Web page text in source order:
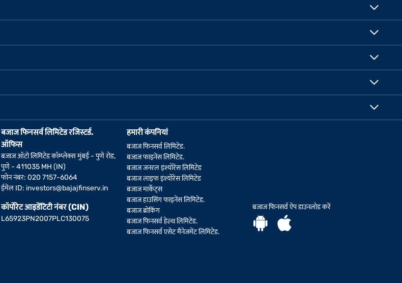
बजाज फिनसर्व लिमिटेड रजिस्टर्ड.
ऑफिस
बजाज ऑटो लिमिटेड कॉम्प्लेक्स मुंबई - पुणे रोड,
पुणे - 411035 MH (IN)
फोन नंबर: 020 7157-6064
ईमेल ID: investors@bajajfinserv.in
कॉर्पोरेट आइडेंटिटी नंबर (CIN)
L65923PN2007PLC130075
हमारी कंपनियां
बजाज फिनसर्व लिमिटेड.
बजाज फाइनेंस लिमिटेड.
बजाज जनरल इंश्योरेंस लिमिटेड
बजाज लाइफ इंश्योरेंस लिमिटेड
बजाज मार्केट्स
बजाज हाउसिंग फाइनेंस लिमिटेड.
बजाज ब्रोकिंग
बजाज फिनसर्व हेल्थ लिमिटेड.
बजाज फिनसर्व एसेट मैनेजमेंट लिमिटेड.
बजाज फिनसर्व ऐप डाउनलोड करें